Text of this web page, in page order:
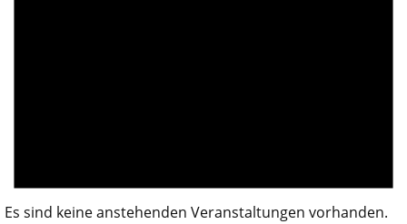
Es sind keine anstehenden Veranstaltungen vorhanden.